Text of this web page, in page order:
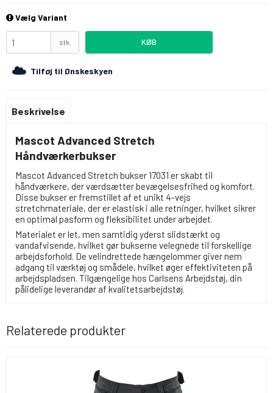
Vælg Variant
stk. KØB
Tilføj til Ønskeskyen
Beskrivelse
Mascot Advanced Stretch
Håndværkerbukser
Mascot Advanced Stretch bukser 17031 er skabt til
håndværkere, der værdsætter bevægelsesfrihed og komfort.
Disse bukser er fremstillet af et unikt 4-vejs
stretchmateriale, der er elastisk i alle retninger, hvilket sikrer
en optimal pasform og fleksibilitet under arbejdet.
Materialet er let, men samtidig yderst slidstærkt og
vandafvisende, hvilket gør bukserne velegnede til forskellige
arbejdsforhold. De velindrettede hængelommer giver nem
adgang til værktøj og smådele, hvilket øger effektiviteten på
arbejdspladsen. Tilgængelige hos Carlsens Arbejdstøj, din
pålidelige leverandør af kvalitetsarbejdstøj.
Relaterede produkter